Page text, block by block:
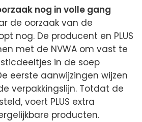
nog in volle gang
de oorzaak van de
nog. De producent en PLUS
met de NVWA om vast te
in de soep
eerste aanwijzingen wijzen
verpakkingslijn. Totdat de
voert PLUS extra
producten.